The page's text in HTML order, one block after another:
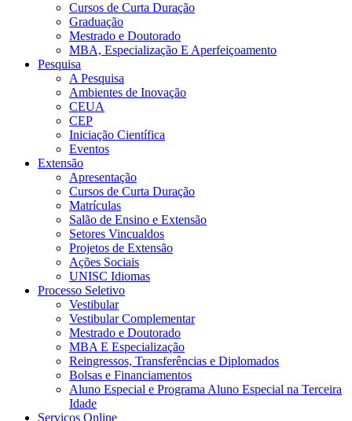
Cursos de Curta Duração
Graduação
Mestrado e Doutorado
MBA, Especialização E Aperfeiçoamento
Pesquisa
A Pesquisa
Ambientes de Inovação
CEUA
CEP
Iniciação Científica
Eventos
Extensão
Apresentação
Cursos de Curta Duração
Matrículas
Salão de Ensino e Extensão
Setores Vincualdos
Projetos de Extensão
Ações Sociais
UNISC Idiomas
Processo Seletivo
Vestibular
Vestibular Complementar
Mestrado e Doutorado
MBA E Especialização
Reingressos, Transferências e Diplomados
Bolsas e Financiamentos
Aluno Especial e Programa Aluno Especial na Terceira
Idade
Serviços Online